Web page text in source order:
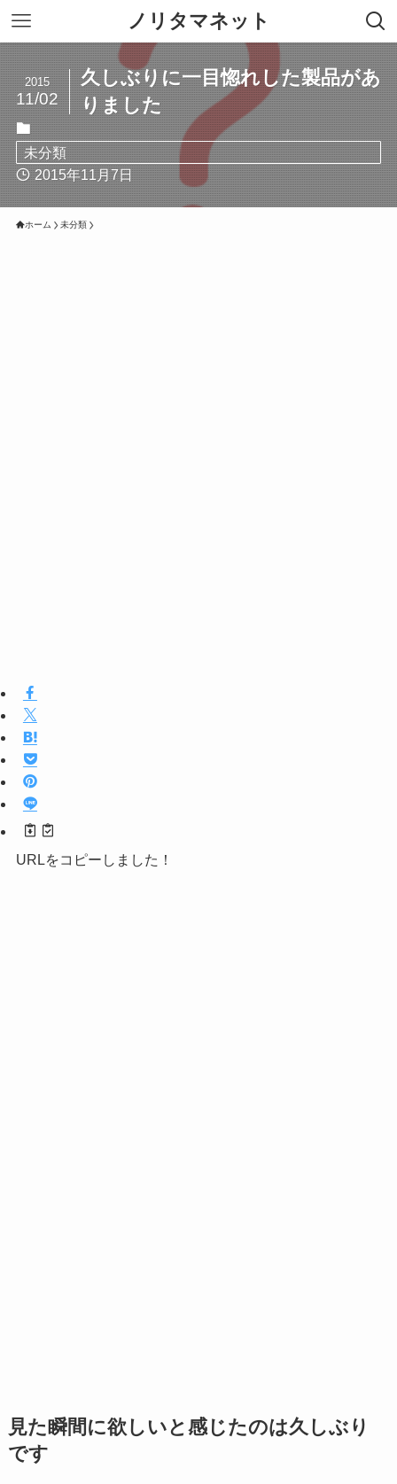
ノリタマネット
久しぶりに一目惚れした製品があ
りました
2015
11/02
未分類
2015年11月7日
ホーム 未分類
URLをコピーしました！
見た瞬間に欲しいと感じたのは久しぶり
です